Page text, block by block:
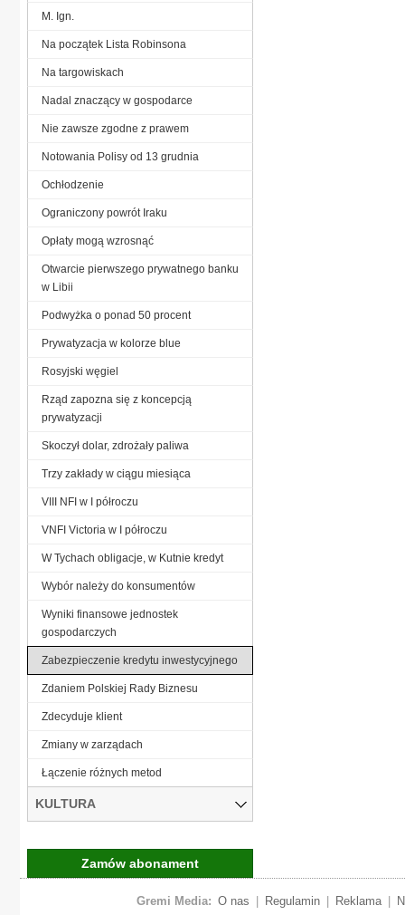
M. Ign.
Na początek Lista Robinsona
Na targowiskach
Nadal znaczący w gospodarce
Nie zawsze zgodne z prawem
Notowania Polisy od 13 grudnia
Ochłodzenie
Ograniczony powrót Iraku
Opłaty mogą wzrosnąć
Otwarcie pierwszego prywatnego banku
w Libii
Podwyżka o ponad 50 procent
Prywatyzacja w kolorze blue
Rosyjski węgiel
Rząd zapozna się z koncepcją
prywatyzacji
Skoczył dolar, zdrożały paliwa
Trzy zakłady w ciągu miesiąca
VIII NFI w I półroczu
VNFI Victoria w I półroczu
W Tychach obligacje, w Kutnie kredyt
Wybór należy do konsumentów
Wyniki finansowe jednostek
gospodarczych
Zabezpieczenie kredytu inwestycyjnego
Zdaniem Polskiej Rady Biznesu
Zdecyduje klient
Zmiany w zarządach
Łączenie różnych metod
KULTURA
Zamów abonament
Gremi Media: O nas Regulamin Reklama